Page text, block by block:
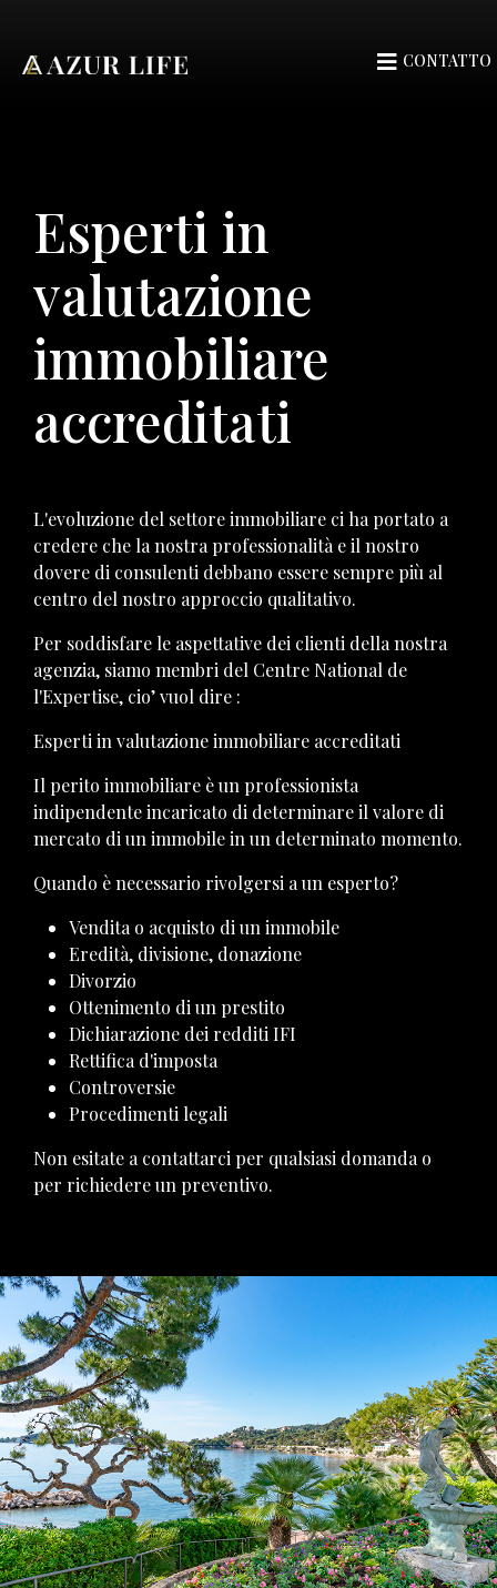
CONTATTO
Esperti in
valutazione
immobiliare
accreditati
L'evoluzione del settore immobiliare ci ha portato a
credere che la nostra professionalità e il nostro
dovere di consulenti debbano essere sempre più al
centro del nostro approccio qualitativo.
Per soddisfare le aspettative dei clienti della nostra
agenzia, siamo membri del Centre National de
l'Expertise, cio’ vuol dire :
Esperti in valutazione immobiliare accreditati
Il perito immobiliare è un professionista
indipendente incaricato di determinare il valore di
mercato di un immobile in un determinato momento.
Quando è necessario rivolgersi a un esperto?
Vendita o acquisto di un immobile
Eredità, divisione, donazione
Divorzio
Ottenimento di un prestito
Dichiarazione dei redditi IFI
Rettifica d'imposta
Controversie
Procedimenti legali
Non esitate a contattarci per qualsiasi domanda o
per richiedere un preventivo.